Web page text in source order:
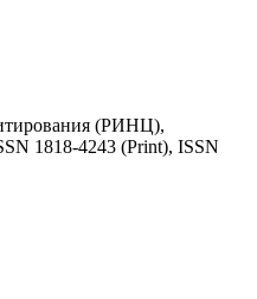
(РИНЦ),
1818-4243 (Print), ISSN